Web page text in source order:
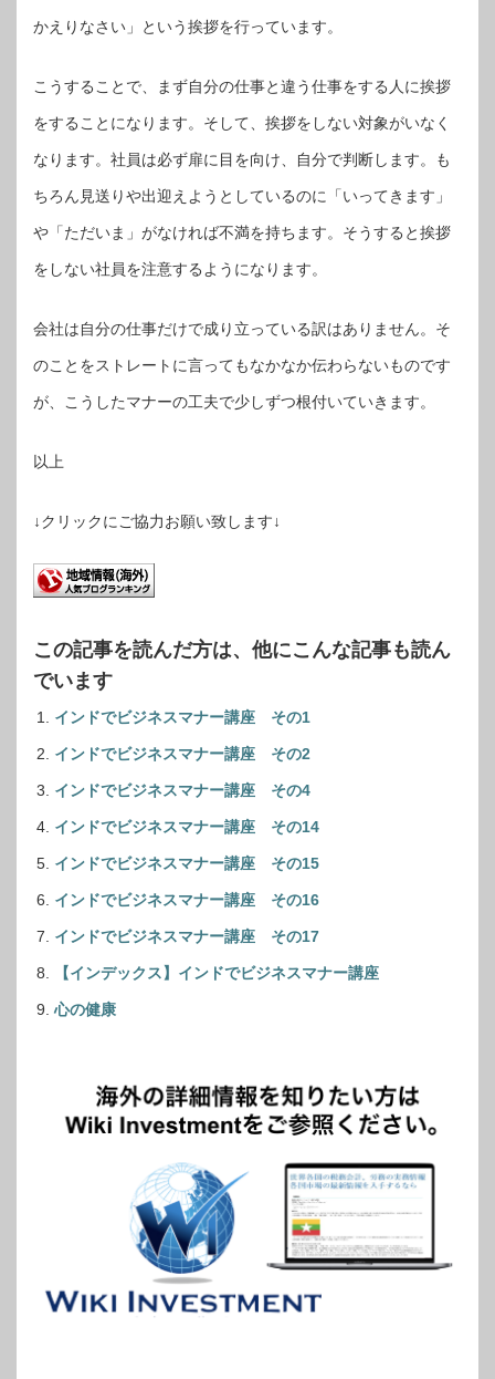
かえりなさい」という挨拶を行っています。
こうすることで、まず自分の仕事と違う仕事をする人に挨拶
をすることになります。そして、挨拶をしない対象がいなく
なります。社員は必ず扉に目を向け、自分で判断します。も
ちろん見送りや出迎えようとしているのに「いってきます」
や「ただいま」がなければ不満を持ちます。そうすると挨拶
をしない社員を注意するようになります。
会社は自分の仕事だけで成り立っている訳はありません。そ
のことをストレートに言ってもなかなか伝わらないものです
が、こうしたマナーの工夫で少しずつ根付いていきます。
以上
↓クリックにご協力お願い致します↓
この記事を読んだ方は、他にこんな記事も読ん
でいます
インドでビジネスマナー講座 その1
インドでビジネスマナー講座 その2
インドでビジネスマナー講座 その4
インドでビジネスマナー講座 その14
インドでビジネスマナー講座 その15
インドでビジネスマナー講座 その16
インドでビジネスマナー講座 その17
【インデックス】インドでビジネスマナー講座
心の健康